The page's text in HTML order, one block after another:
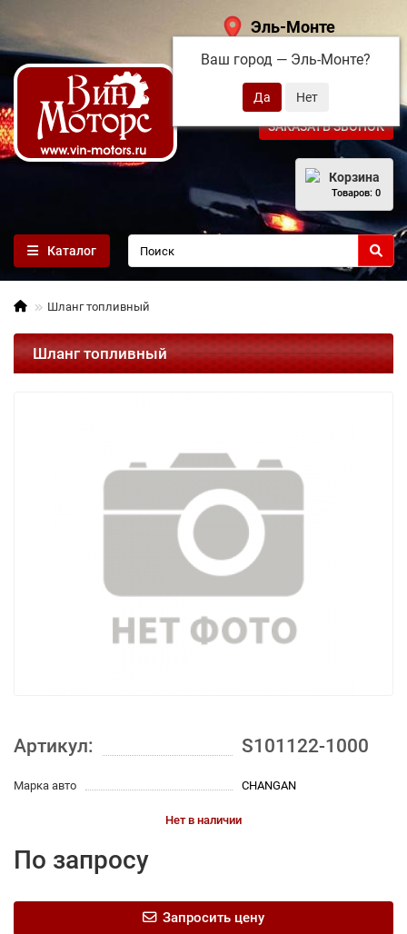
Эль-Монте
Ваш город — Эль-Монте?
+7 (495) 108-68-71
ЗАКАЗАТЬ ЗВОНОК
Корзина
Товаров: 0
Каталог
Шланг топливный
Шланг топливный
Артикул: S101122-1000
Марка авто CHANGAN
Нет в наличии
По запросу
Запросить цену